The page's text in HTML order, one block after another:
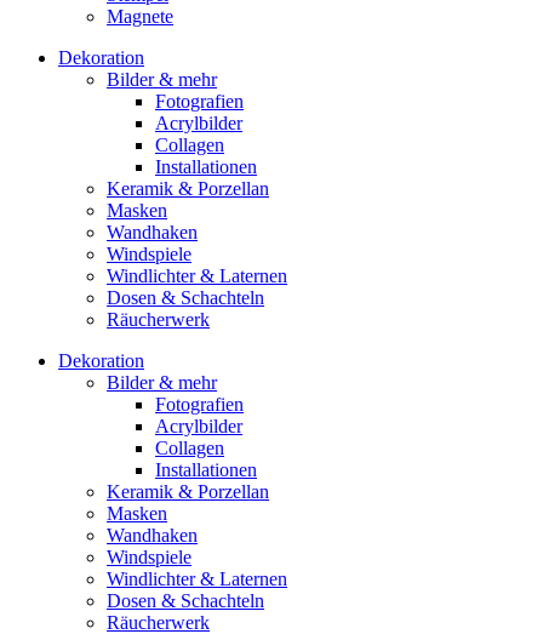
Magnete
Dekoration
Bilder & mehr
Fotografien
Acrylbilder
Collagen
Installationen
Keramik & Porzellan
Masken
Wandhaken
Windspiele
Windlichter & Laternen
Dosen & Schachteln
Räucherwerk
Dekoration
Bilder & mehr
Fotografien
Acrylbilder
Collagen
Installationen
Keramik & Porzellan
Masken
Wandhaken
Windspiele
Windlichter & Laternen
Dosen & Schachteln
Räucherwerk